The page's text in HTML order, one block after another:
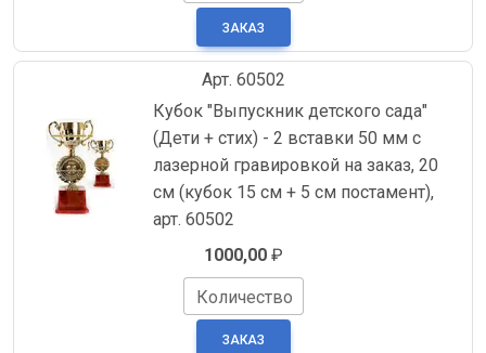
Арт. 60502
Кубок "Выпускник детского сада"
(Дети + стих) - 2 вставки 50 мм с
лазерной гравировкой на заказ, 20
см (кубок 15 см + 5 см постамент),
арт. 60502
1000,00₽
Количество